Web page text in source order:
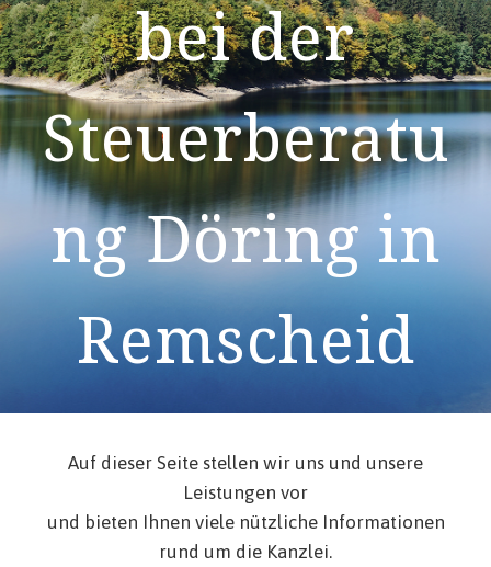
bei der
Steuerberatu
ng Döring in
Remscheid
Auf dieser Seite stellen wir uns und unsere
Leistungen vor
und bieten Ihnen viele nützliche Informationen
rund um die Kanzlei.